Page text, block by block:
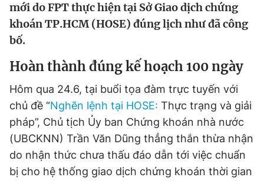
Video Magazine
Thông tin tòa soạn Liên hệ quảng cáo
mới do FPT thực hiện tại Sở Giao dịch chứng
khoán TP.HCM (HOSE) đúng lịch như đã công
bố.
Hoàn thành đúng kế hoạch 100 ngày
Hôm qua 24.6, tại buổi tọa đàm trực tuyến với
chủ đề “Nghẽn lệnh tại HOSE: Thực trạng và giải
pháp”, Chủ tịch Ủy ban Chứng khoán nhà nước
(UBCKNN) Trần Văn Dũng thẳng thắn thừa nhận
do nhận thức chưa thấu đáo dẫn tới việc chuẩn
bị cho hệ thống giao dịch chứng khoán thời gian